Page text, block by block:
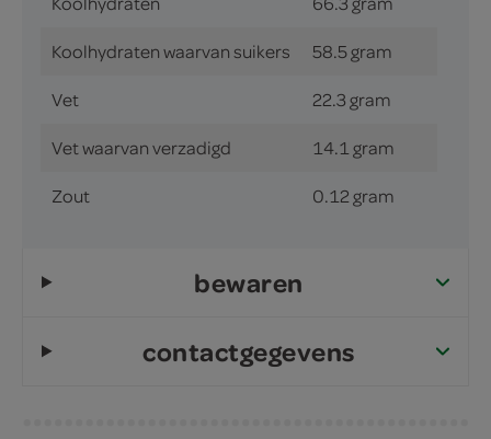
Koolhydraten waarvan suikers 58.5 gram
Vet 22.3 gram
Vet waarvan verzadigd 14.1 gram
Zout 0.12 gram
bewaren
contactgegevens